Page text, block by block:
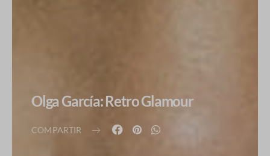
Olga García: Retro Glamour
COMPARTIR